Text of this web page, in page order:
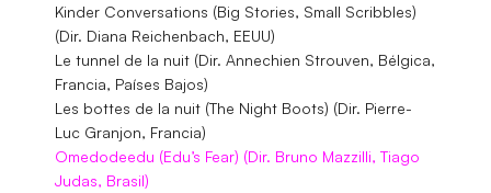
Kinder Conversations (Big Stories, Small Scribbles)
(Dir. Diana Reichenbach, EEUU)
Le tunnel de la nuit (Dir. Annechien Strouven, Bélgica,
Francia, Países Bajos)
Les bottes de la nuit (The Night Boots) (Dir. Pierre-
Luc Granjon, Francia)
Omedodeedu (Edu’s Fear) (Dir. Bruno Mazzilli, Tiago
Judas, Brasil)